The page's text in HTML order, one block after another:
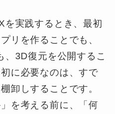
を実践するとき、最初
リを作ることでも、
、3D復元を公開するこ
に必要なのは、すで
卸しすることです。
を考える前に、「何